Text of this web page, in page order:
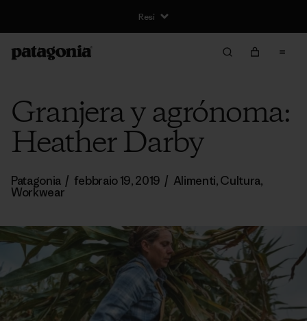
Resi
Granjera y agrónoma:
Heather Darby
Patagonia / febbraio 19, 2019 / Alimenti,Cultura,
Workwear